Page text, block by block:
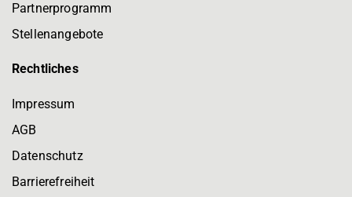
Partnerprogramm
Stellenangebote
Rechtliches
Impressum
AGB
Datenschutz
Barrierefreiheit